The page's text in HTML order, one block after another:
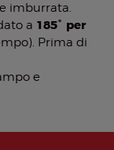
imburrata.
a 185° per
Prima di
e